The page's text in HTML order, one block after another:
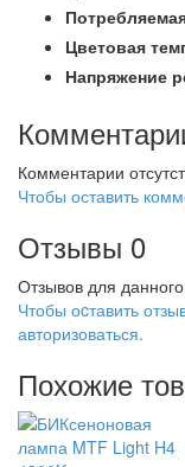
Цветовая
Напряжение
Комментарии
Чтобы оставить
Отзывы 0
Отзывов для
Чтобы оcтавить
авторизоваться.
Похожие